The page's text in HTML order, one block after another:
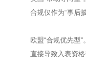
合规仅作为“事后
欧盟“合规优先型
直接导致入表资格